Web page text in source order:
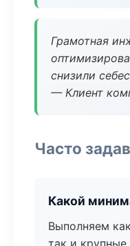
Грамотная
снизили
— Клиент
Часто
Какой
Выполняем
так и